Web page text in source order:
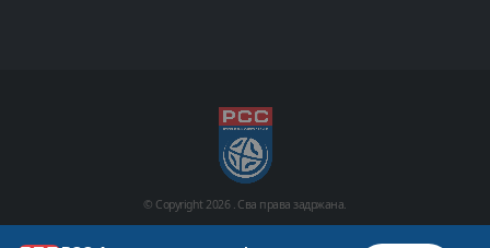
© Copyright2026 . Сва права задржана.